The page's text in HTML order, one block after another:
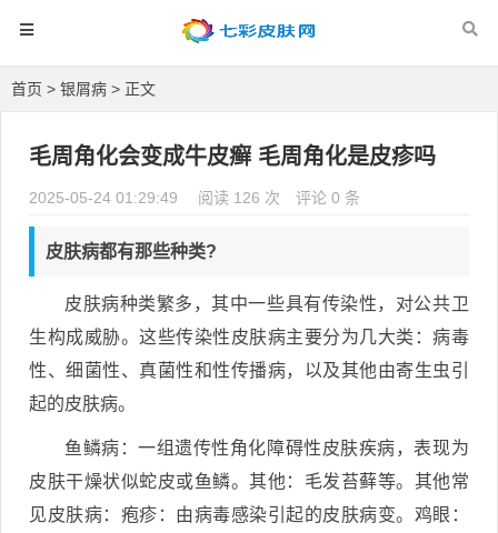
首页 > 银屑病 > 正文
毛周角化会变成牛皮癣 毛周角化是皮疹吗
2025-05-24 01:29:49 阅读 126 次 评论 0 条
皮肤病都有那些种类?
皮肤病种类繁多，其中一些具有传染性，对公共卫
生构成威胁。这些传染性皮肤病主要分为几大类：病毒
性、细菌性、真菌性和性传播病，以及其他由寄生虫引
起的皮肤病。
鱼鳞病：一组遗传性角化障碍性皮肤疾病，表现为
皮肤干燥状似蛇皮或鱼鳞。其他：毛发苔藓等。其他常
见皮肤病：疱疹：由病毒感染引起的皮肤病变。鸡眼：